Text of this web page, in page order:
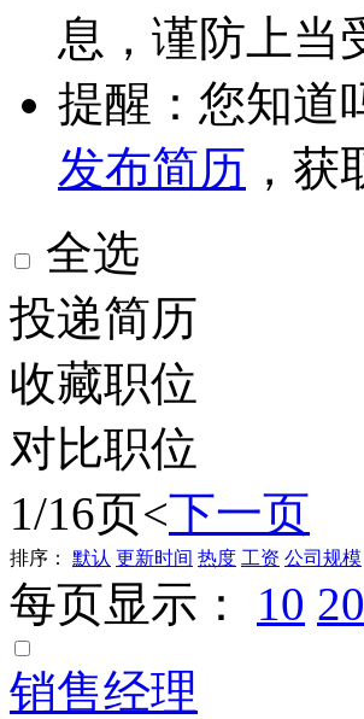
息，谨防上当
提醒：您知道
发布简历 ，
全选
投递简历
收藏职位
对比职位
1/16页<下一页
排序： 默认 更新时间 热度 工资 公司规模
每页显示： 10 20
销售经理